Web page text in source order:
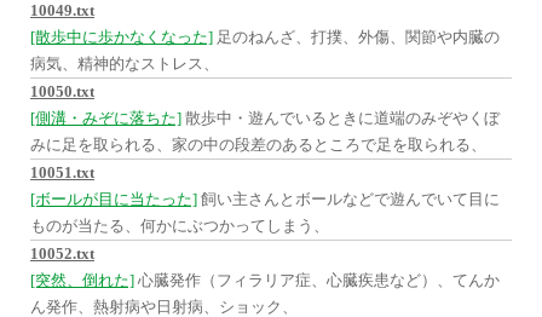
10049.txt
[散歩中に歩かなくなった] 足のねんざ、打撲、外傷、関節や内臓の
病気、精神的なストレス、
10050.txt
[側溝・みぞに落ちた] 散歩中・遊んでいるときに道端のみぞやくぼ
みに足を取られる、家の中の段差のあるところで足を取られる、
10051.txt
[ボールが目に当たった] 飼い主さんとボールなどで遊んでいて目に
ものが当たる、何かにぶつかってしまう、
10052.txt
[突然、倒れた] 心臓発作（フィラリア症、心臓疾患など）、てんか
ん発作、熱射病や日射病、ショック、